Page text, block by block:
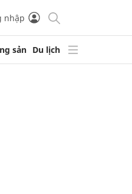
nhập
sản Du lịch